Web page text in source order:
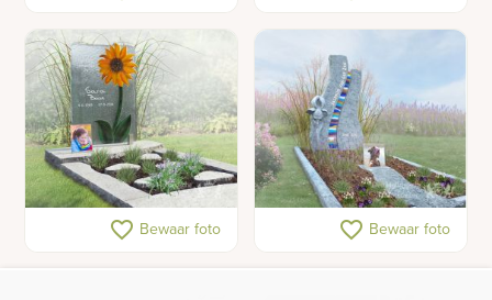
foto's
Glazen grafmonument
met zonnebloem en foto
favorite_border Bewaar foto
kindermonument met
favorite_border Bewaar foto